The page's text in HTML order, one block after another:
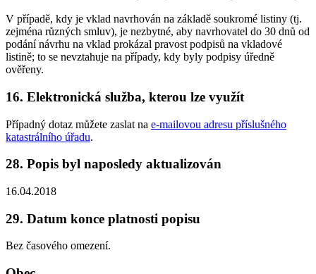
V případě, kdy je vklad navrhován na základě soukromé listiny (tj.
zejména různých smluv), je nezbytné, aby navrhovatel do 30 dnů od
podání návrhu na vklad prokázal pravost podpisů na vkladové
listině; to se nevztahuje na případy, kdy byly podpisy úředně
ověřeny.
16. Elektronická služba, kterou lze využít
Případný dotaz můžete zaslat na e-mailovou adresu příslušného
katastrálního úřadu.
28. Popis byl naposledy aktualizován
16.04.2018
29. Datum konce platnosti popisu
Bez časového omezení.